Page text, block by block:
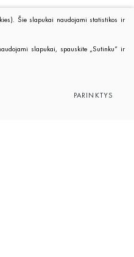
Šie slapukai naudojami statistikos ir
slapukai, spauskite „Sutinku“ ir
PARINKTYS